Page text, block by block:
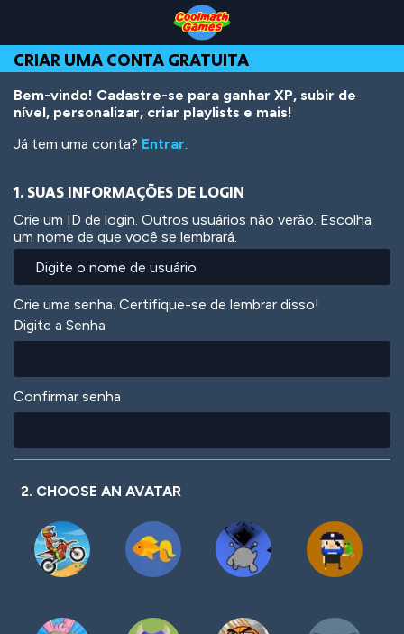
Top
of
Page
Navigation
Main
Content
Footer
o
conteúdo
principal
CRIAR UMA CONTA GRATUITA
Bem-vindo! Cadastre-se para ganhar XP, subir de
nível, personalizar, criar playlists e mais!
Já tem uma conta? Entrar.
1. SUAS INFORMAÇÕES DE LOGIN
Crie um ID de login. Outros usuários não verão. Escolha
um nome de que você se lembrará.
Crie uma senha. Certifique-se de lembrar disso!
Digite a Senha
Confirmar senha
2. CHOOSE AN AVATAR